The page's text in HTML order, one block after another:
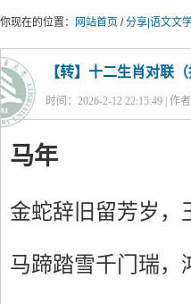
你现在的位置： 网站首页 /分享|语文文
【转】十二生肖对联（
时间：2026-2-12 22:15:49 | 作
马年
金蛇辞旧留芳岁，
马蹄踏雪千门瑞，